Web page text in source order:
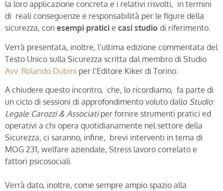
la loro applicazione concreta e i relativi risvolti, in termini
di reali conseguenze e responsabilità per le figure della
sicurezza, con esempi pratici e casi studio di riferimento.
Verrà presentata, inoltre, l’ultima edizione commentata del
Testo Unico sulla Sicurezza scritta dal membro di Studio
Avv. Rolando Dubini per l’Editore Kiker di Torino.
A chiudere questo incontro, che, lo ricordiamo, fa parte di
un ciclo di sessioni di approfondimento voluto dallo Studio
Legale Carozzi & Associatiper fornire strumenti pratici ed
operativi a chi opera quotidianamente nel settore della
Sicurezza, ci saranno, infine, brevi interventi in tema di
MOG 231, welfare aziendale, Stress lavoro correlato e
fattori psicosociali.
Verrà dato, inoltre, come sempre ampio spazio alla